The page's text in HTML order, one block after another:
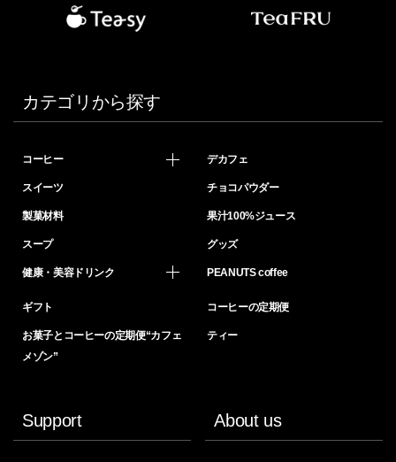
カテゴリから探す
コーヒー デカフェ
スイーツ チョコパウダー
製菓材料 果汁100%ジュース
スープ グッズ
健康・美容ドリンク PEANUTS coffee
ギフト コーヒーの定期便
お菓子とコーヒーの定期便“カフェ
メゾン”
ティー
Support About us